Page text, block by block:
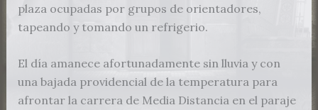
plaza ocupadas por grupos de orientadores,
tapeando y tomando un refrigerio.
El día amanece afortunadamente sin lluvia y con
una bajada providencial de la temperatura para
afrontar la carrera de Media Distancia en el paraje